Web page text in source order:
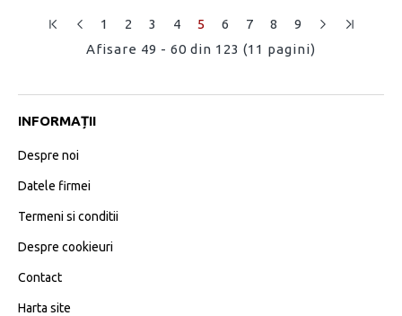
1 2 3 4 5 6 7 8
9
Afisare 49 - 60 din 123 (11 pagini)
INFORMAȚII
Despre noi
Datele firmei
Termeni si conditii
Despre cookieuri
Contact
Harta site